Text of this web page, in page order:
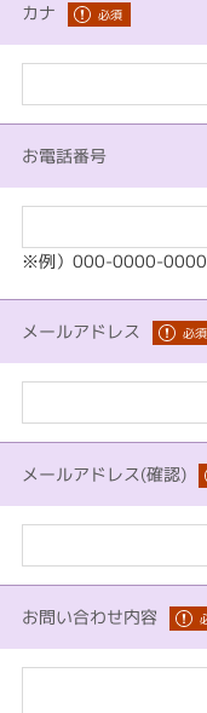
カナ
お電話番号
※例）000-0000-0000
メールアドレス
メールアドレス(確認)
お問い合わせ内容